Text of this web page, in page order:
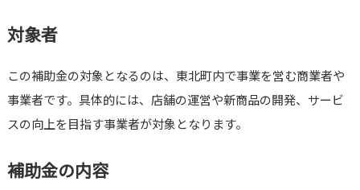
対象者
この補助金の対象となるのは、東北町内で事業を営む商業者や
事業者です。具体的には、店舗の運営や新商品の開発、サービ
スの向上を目指す事業者が対象となります。
補助金の内容